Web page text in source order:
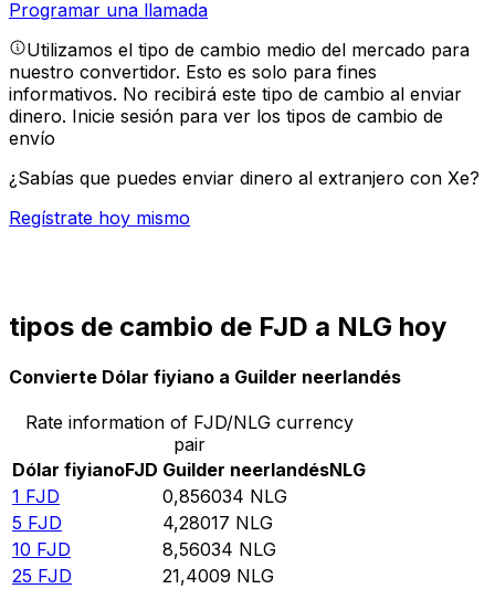
Programar una llamada
Utilizamos el tipo de cambio medio del mercado para
nuestro convertidor. Esto es solo para fines
informativos. No recibirá este tipo de cambio al enviar
dinero. Inicie sesión para ver los tipos de cambio de
envío
¿Sabías que puedes enviar dinero al extranjero con Xe?
Regístrate hoy mismo
tipos de cambio de FJD a NLG hoy
Convierte Dólar fiyiano a Guilder neerlandés
Rate information of FJD/NLG currency
pair
Dólar fiyianoFJD Guilder neerlandésNLG
1 FJD 0,856034 NLG
5 FJD 4,28017 NLG
10 FJD 8,56034 NLG
25 FJD 21,4009 NLG